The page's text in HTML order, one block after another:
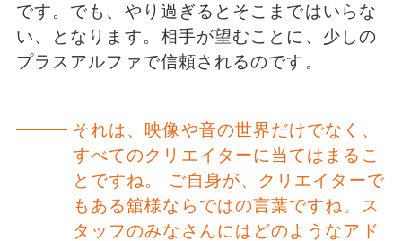
です。でも、やり過ぎるとそこまではいらな
い、となります。相手が望むことに、少しの
プラスアルファで信頼されるのです。
それは、映像や音の世界だけでなく、
すべてのクリエイターに当てはまるこ
とですね。 ご自身が、クリエイターで
もある舘様ならではの言葉ですね。ス
タッフのみなさんにはどのようなアド